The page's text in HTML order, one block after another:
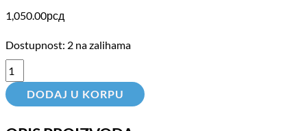
1,050.00рсд
Dostupnost: 2 na zalihama
DODAJ U KORPU